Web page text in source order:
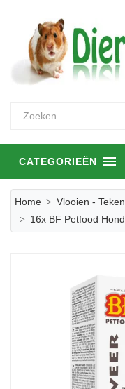
CATEGORIEËN
Home Vlooien - Teken
16x BF Petfood